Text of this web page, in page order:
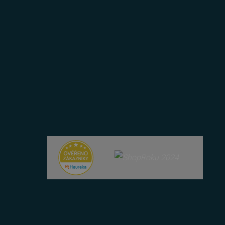
Webové stránky nelze
lidmi a roboty. To je pro
o používání jejich
lidmi a roboty. To je pro
o používání jejich
v nákupním košíku
PHP. Toto je